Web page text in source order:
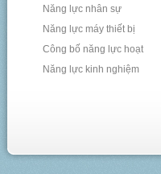
Năng lực nhân sự
Năng lực máy thiết bị
Công bố năng lực hoạt
động thí nghiệm
Năng lực kinh nghiệm